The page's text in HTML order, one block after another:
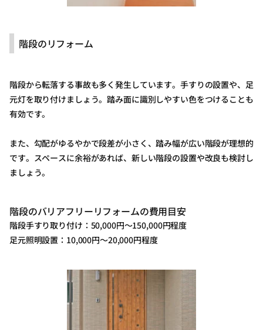
階段のリフォーム
階段から転落する事故も多く発生しています。手すりの設置や、足
元灯を取り付けましょう。踏み面に識別しやすい色をつけることも
有効です。
また、勾配がゆるやかで段差が小さく、踏み幅が広い階段が理想的
です。スペースに余裕があれば、新しい階段の設置や改良も検討し
ましょう。
階段のバリアフリーリフォームの費用目安
階段手すり取り付け：50,000円～150,000円程度
足元照明設置：10,000円～20,000円程度